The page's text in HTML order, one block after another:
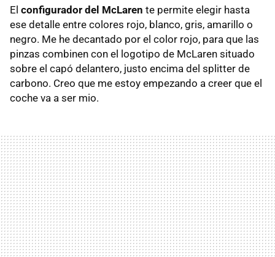
El configurador del McLaren te permite elegir hasta
ese detalle entre colores rojo, blanco, gris, amarillo o
negro. Me he decantado por el color rojo, para que las
pinzas combinen con el logotipo de McLaren situado
sobre el capó delantero, justo encima del splitter de
carbono. Creo que me estoy empezando a creer que el
coche va a ser mio.